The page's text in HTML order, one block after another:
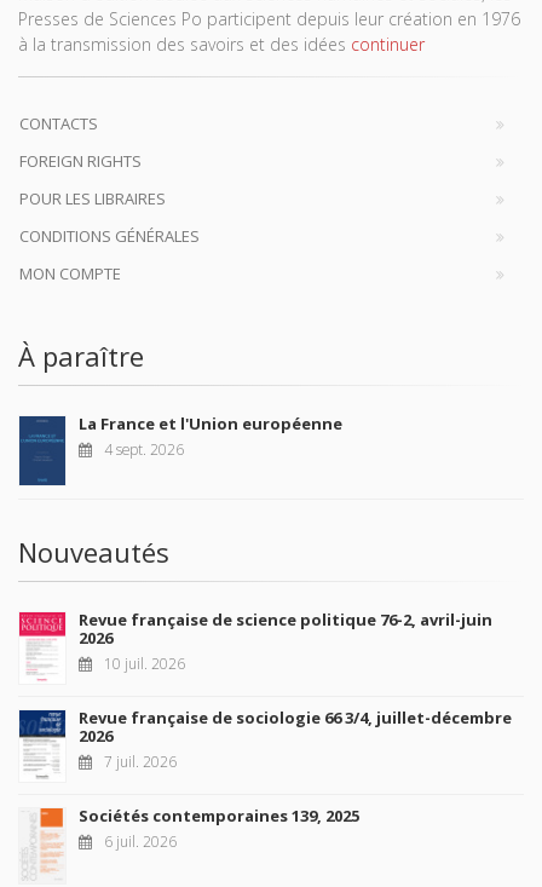
Presses de Sciences Po participent depuis leur création en 1976
à la transmission des savoirs et des idées continuer
CONTACTS
FOREIGN RIGHTS
POUR LES LIBRAIRES
CONDITIONS GÉNÉRALES
MON COMPTE
À paraître
La France et l'Union européenne
4 sept. 2026
Nouveautés
Revue française de science politique 76-2, avril-juin
2026
10 juil. 2026
Revue française de sociologie 66 3/4, juillet-décembre
2026
7 juil. 2026
Sociétés contemporaines 139, 2025
6 juil. 2026